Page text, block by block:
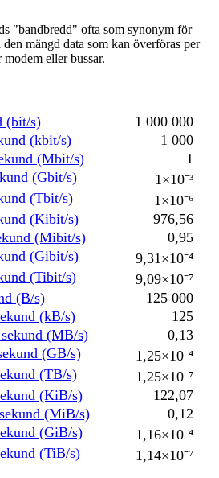
"bandbredd" ofta som synonym för
mängd data som kan överföras per
eller bussar.
(bit/s)
1 000 000
(kbit/s)
1 000
(Mbit/s)
1
(Gbit/s)
1×10⁻³
(Tbit/s)
1×10⁻⁶
(Kibit/s)
976,56
(Mibit/s)
0,95
(Gibit/s)
9,31×10⁻⁴
(Tibit/s)
9,09×10⁻⁷
(B/s)
125 000
(kB/s)
125
(MB/s)
0,13
(GB/s)
1,25×10⁻⁴
(TB/s)
1,25×10⁻⁷
(KiB/s)
122,07
(MiB/s)
0,12
(GiB/s)
1,16×10⁻⁴
(TiB/s)
1,14×10⁻⁷